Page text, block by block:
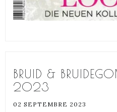
BRUID &
2023
02 SEPTEMBRE 2023